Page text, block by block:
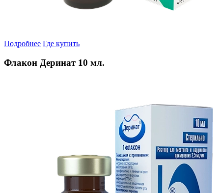
Подробнее Где купить
Флакон Деринат 10 мл.